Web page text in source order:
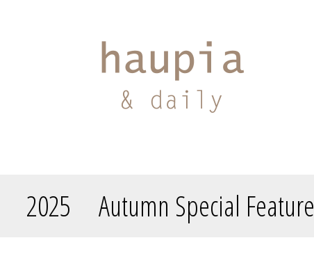
2025 Autumn Special Feature